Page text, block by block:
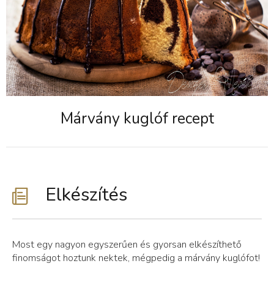
Márvány kuglóf recept
Elkészítés
Most egy nagyon egyszerűen és gyorsan elkészíthető
finomságot hoztunk nektek, mégpedig a márvány kuglófot!